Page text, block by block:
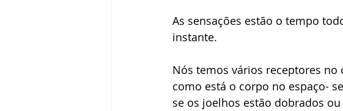
As sensações estão o tempo
instante.
Nós temos vários receptores
como está o corpo no espaço-
se os joelhos estão dobrados